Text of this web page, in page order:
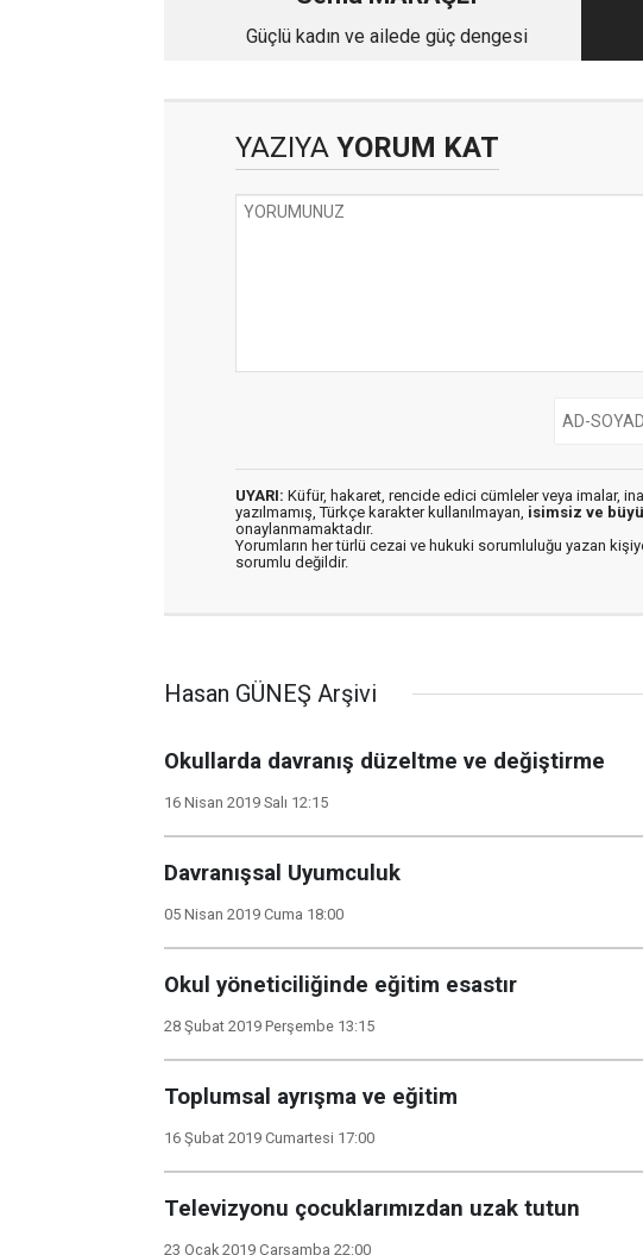
Güçlü kadın ve ailede güç dengesi
YAZIYA YORUM KAT
UYARI: Küfür, hakaret, rencide edici cümleler veya imalar,
yazılmamış, Türkçe karakter kullanılmayan, isimsiz ve
onaylanmamaktadır.
Yorumların her türlü cezai ve hukuki sorumluluğu yazan
sorumlu değildir.
Hasan GÜNEŞ Arşivi
Okullarda davranış düzeltme ve değiştirme
16 Nisan 2019 Salı 12:15
Davranışsal Uyumculuk
05 Nisan 2019 Cuma 18:00
Okul yöneticiliğinde eğitim esastır
28 Şubat 2019 Perşembe 13:15
Toplumsal ayrışma ve eğitim
16 Şubat 2019 Cumartesi 17:00
Televizyonu çocuklarımızdan uzak tutun
23 Ocak 2019 Çarşamba 22:00